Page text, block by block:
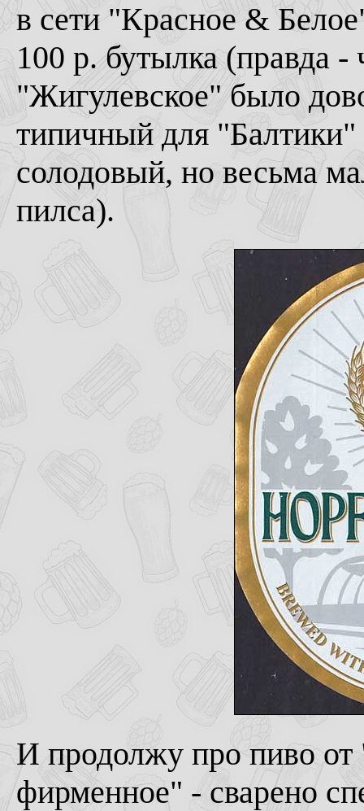
в сети "Красное &
100 р. бутылка (правда
"Жигулевское" было
типичный для "Балтики"
солодовый, но весьма
пилса).
И продолжу про пиво
фирменное" - сварено